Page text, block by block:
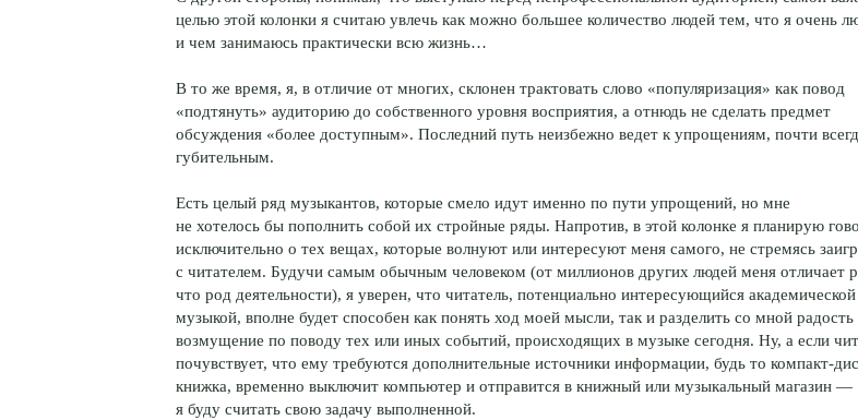
целью этой колонки я считаю увлечь как можно большее количество людей тем, что я очень
и чем занимаюсь практически всю жизнь…
В то же время, я, в отличие от многих, склонен трактовать слово «популяризация» как повод
«подтянуть» аудиторию до собственного уровня восприятия, а отнюдь не сделать предмет
обсуждения «более доступным». Последний путь неизбежно ведет к упрощениям, почти
губительным.
Есть целый ряд музыкантов, которые смело идут именно по пути упрощений, но мне
не хотелось бы пополнить собой их стройные ряды. Напротив, в этой колонке я планирую
исключительно о тех вещах, которые волнуют или интересуют меня самого, не стремясь
с читателем. Будучи самым обычным человеком (от миллионов других людей меня отличает
что род деятельности), я уверен, что читатель, потенциально интересующийся академической
музыкой, вполне будет способен как понять ход моей мысли, так и разделить со мной радость
возмущение по поводу тех или иных событий, происходящих в музыке сегодня. Ну, а если
почувствует, что ему требуются дополнительные источники информации, будь то компакт-
книжка, временно выключит компьютер и отправится в книжный или музыкальный магазин —
я буду считать свою задачу выполненной.